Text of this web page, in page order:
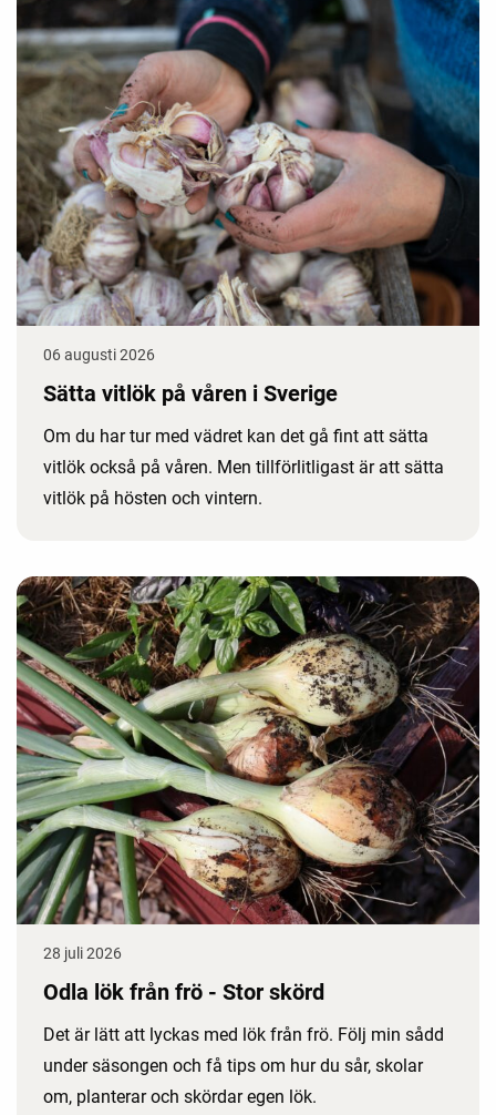
06 augusti 2026
Sätta vitlök på våren i Sverige
Om du har tur med vädret kan det gå fint att sätta
vitlök också på våren. Men tillförlitligast är att sätta
vitlök på hösten och vintern.
28 juli 2026
Odla lök från frö - Stor skörd
Det är lätt att lyckas med lök från frö. Följ min sådd
under säsongen och få tips om hur du sår, skolar
om, planterar och skördar egen lök.